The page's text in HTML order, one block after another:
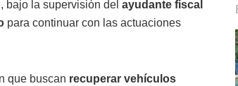
, bajo la supervisión del ayudante fiscal
para continuar con las actuaciones
que buscan recuperar vehículos